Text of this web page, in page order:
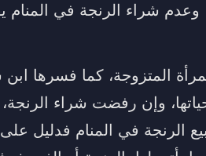
وعدم شراء الرنجة في المنام
المتزوجة، كما فسرها
وإن رفضت شراء الرنجة،
الرنجة في المنام فدليل